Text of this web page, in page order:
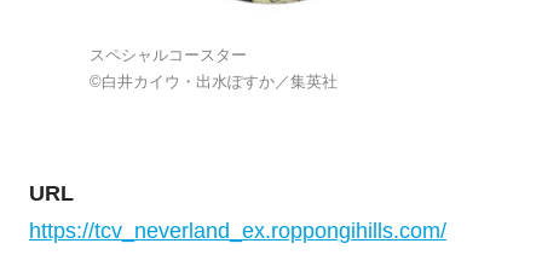
スペシャルコースター
©白井カイウ・出水ぽすか／集英社
URL
https://tcv_neverland_ex.roppongihills.com/